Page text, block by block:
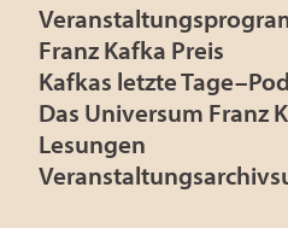
Franz Kafka Preis
Kafkas letzte
Das Universum Franz
Lesungen